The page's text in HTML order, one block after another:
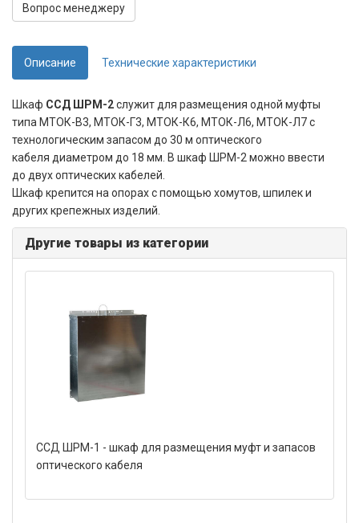
Вопрос менеджеру
Описание Технические характеристики
Шкаф ССД ШРМ-2служит для размещения одной муфты
типа МТОК-В3, МТОК-Г3, МТОК-К6, МТОК-Л6, МТОК-Л7 с
технологическим запасом до 30 м оптического
кабеля диаметром до 18 мм. В шкаф ШРМ-2 можно ввести
до двух оптических кабелей.
Шкаф крепится на опорах с помощью хомутов, шпилек и
других крепежных изделий.
Другие товары из категории
ССД ШРМ-1 - шкаф для размещения муфт и запасов
оптического кабеля